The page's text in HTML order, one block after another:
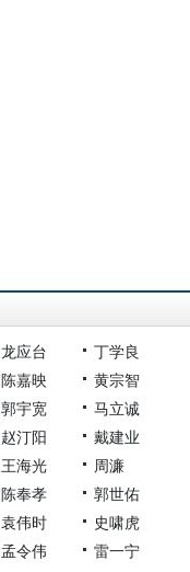
龙应台
丁学良
陈嘉映
黄宗智
郭宇宽
马立诚
赵汀阳
戴建业
王海光
周濂
陈奉孝
郭世佑
袁伟时
史啸虎
孟令伟
雷一宁